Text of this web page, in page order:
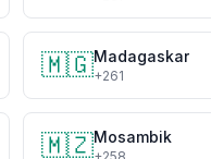
🇲🇬Madagaskar
+261
🇲🇿Mosambik